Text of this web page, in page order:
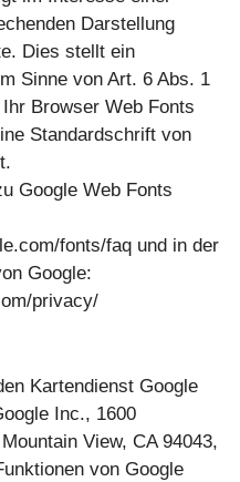
Darstellung
Dies stellt ein
Sinne von Art. 6 Abs. 1
Browser Web Fonts
Standardschrift von
Google Web Fonts
fonts/faq und in der
Google:
privacy/
Kartendienst Google
Inc., 1600
View, CA 94043,
von Google